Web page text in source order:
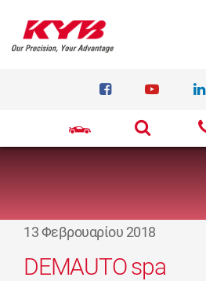
13 Φεβρουαρίου 2018
DEMAUTO spa